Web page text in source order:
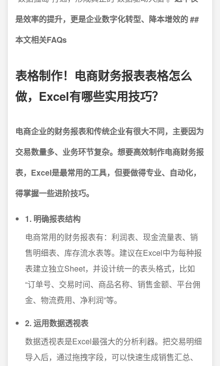
是效率的提升，更是企业数字化转型、降本增效的 ##
本文相关FAQs
表格制作！电商财务报表表格怎么
做，Excel有哪些实用技巧？
电商企业的财务报表和传统企业有很大不同，主要因为
交易数量多、业务环节复杂。想要高效制作电商财务报
表，Excel是最常用的工具，但要做得专业、自动化，
得掌握一些进阶技巧。
1. 明确报表结构
电商常用的财务报表有：利润表、现金流量表、销
售明细表、库存流水表等。建议在Excel中为每种报
表建立独立Sheet，并设计统一的表头格式，比如
“订单号、交易时间、商品名称、销售金额、平台佣
金、物流费用、净利润”等。
2. 运用数据透视表
数据透视表是Excel最强大的分析利器。把交易明细
导入后，通过拖拽字段，可以快速生成销售汇总、